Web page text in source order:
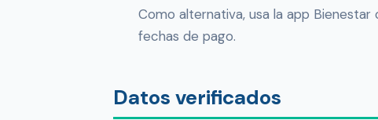
Como alternativa, usa la app
fechas de pago.
Datos verificados